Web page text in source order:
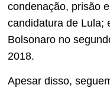
condenação, prisão
candidatura de Lula;
Bolsonaro no
2018.
Apesar disso,